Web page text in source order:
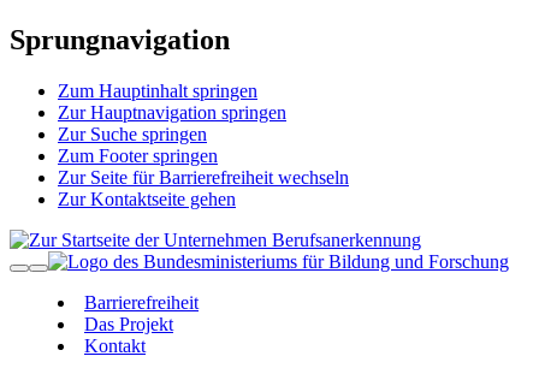
Sprungnavigation
Zum Hauptinhalt springen
Zur Hauptnavigation springen
Zur Suche springen
Zum Footer springen
Zur Seite für Barrierefreiheit wechseln
Zur Kontaktseite gehen
Barrierefreiheit
Das Projekt
Kontakt